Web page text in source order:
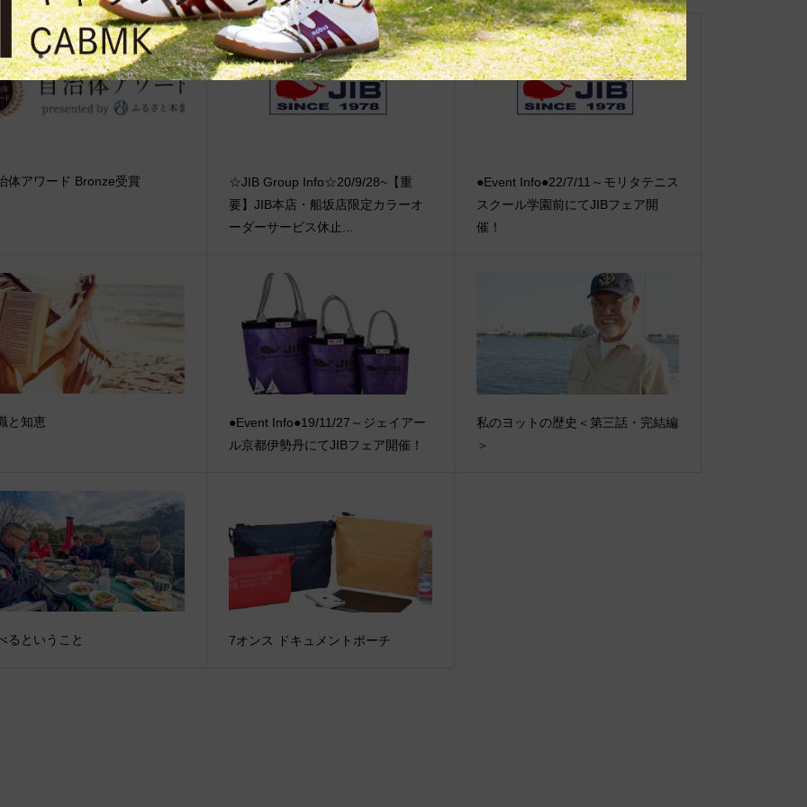
体アワード Bronze受賞
☆JIB Group Info☆20/9/28~【重
要】JIB本店・船坂店限定カラーオ
ーダーサービス休止...
●Event Info●22/7/11～モリタテニス
スクール学園前にてJIBフェア開
催！
と知恵
●Event Info●19/11/27～ジェイアー
ル京都伊勢丹にてJIBフェア開催！
私のヨットの歴史＜第三話・完結編
＞
るということ 7オンス ドキュメントポーチ